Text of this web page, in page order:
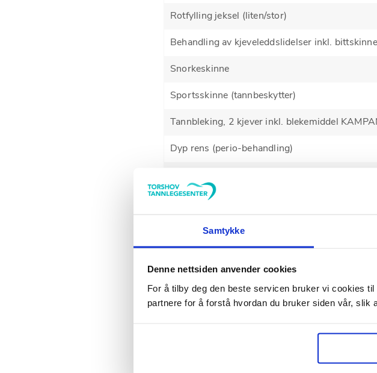
Samtykke
Denne nettsiden anvender cookies
For å tilby deg den beste servicen bruker vi cookies
partnere for å forstå hvordan du bruker siden vår, slik
Rotfylling jeksel (liten/stor)
Behandling av kjeveleddslidelser inkl. bittskinne
Snorkeskinne
Sportsskinne (tannbeskytter)
Tannbleking, 2 kjever inkl. blekemiddel
Dyp rens (perio-behandling)
Tanntrekking (avansert)
Kirurgisk fjerning av tann